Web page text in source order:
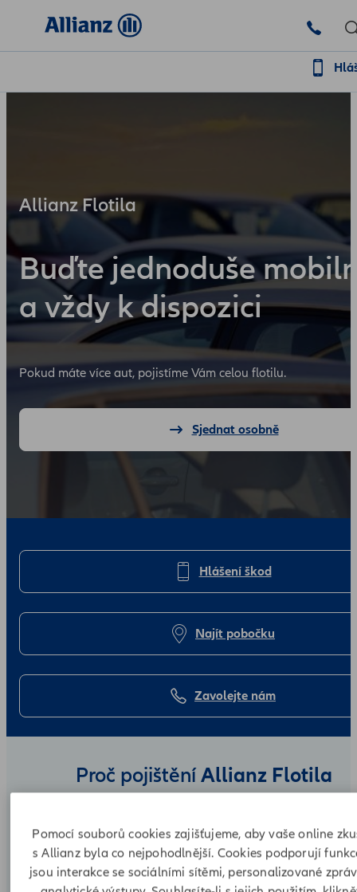
Allianz Flotila
Buďte jednoduše
a vždy k dispozici
Pokud máte více aut, pojistíme Vám celou flotilu.
Sjednat osobně
Hlášení škod
Najít pobočku
Zavolejte nám
Proč pojištěníAllianz Flotila
Pomocí souborů cookies zajišťujeme, aby vaše online
s Allianz byla co nejpohodlnější. Cookies podporují
jsou interakce se sociálními sítěmi, personalizované